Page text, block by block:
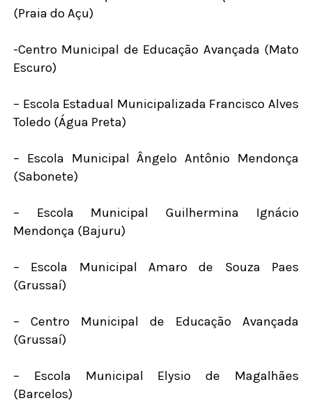
(Praia do Açu)
-Centro Municipal de Educação Avançada (Mato
Escuro)
– Escola Estadual Municipalizada Francisco Alves
Toledo (Água Preta)
– Escola Municipal Ângelo Antônio Mendonça
(Sabonete)
– Escola Municipal Guilhermina Ignácio
Mendonça (Bajuru)
– Escola Municipal Amaro de Souza Paes
(Grussaí)
– Centro Municipal de Educação Avançada
(Grussaí)
– Escola Municipal Elysio de Magalhães
(Barcelos)